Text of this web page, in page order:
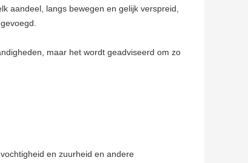
aandeel, langs bewegen en gelijk verspreid,
maar het wordt geadviseerd om zo
en zuurheid en andere